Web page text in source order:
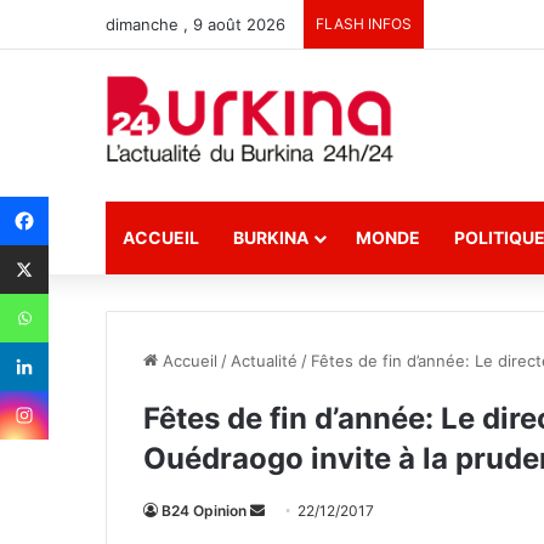
dimanche , 9 août 2026 FLASH INFOS
ACCUEIL BURKINA MONDE POLITIQUE
Accueil / Actualité / Fêtes de fin d’année: Le
Fêtes de fin d’année: Le
Ouédraogo invite à la
B24 Opinion 22/12/2017